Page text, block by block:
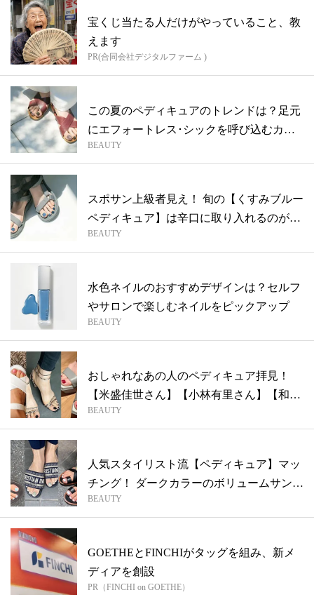
宝くじ当たる人だけがやっていること、教
えます
PR(合同会社デジタルファーム )
この夏のペディキュアのトレンドは？足元
にエフォートレス･シックを呼び込むカー
キペ...
BEAUTY
スポサン上級者見え！ 旬の【くすみブルー
ペディキュア】は辛口に取り入れるのが正
解
BEAUTY
水色ネイルのおすすめデザインは？セルフ
やサロンで楽しむネイルをピックアップ
BEAUTY
おしゃれなあの人のペディキュア拝見！
【米盛佳世さん】【小林有里さん】【和田
彩加さ...
BEAUTY
人気スタイリスト流【ペディキュア】マッ
チング！ ダークカラーのボリュームサンダ
ル...
BEAUTY
GOETHEとFINCHIがタッグを組み、新メ
ディアを創設
PR（FINCHI on GOETHE）